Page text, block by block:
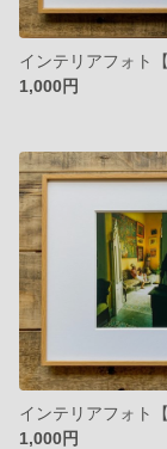
1,000円
1,000円